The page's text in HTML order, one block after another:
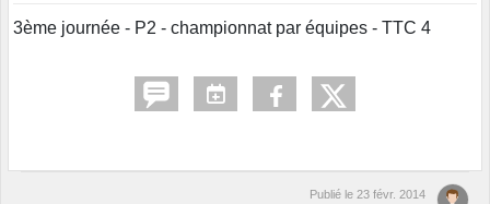
3ème journée - P2 - championnat par équipes - TTC 4
Publié le 23 févr. 2014